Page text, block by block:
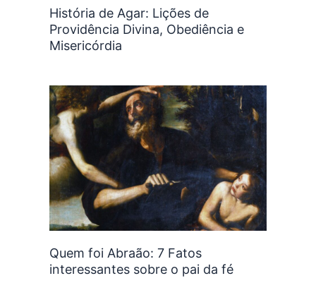
História de Agar: Lições de
Providência Divina, Obediência e
Misericórdia
Quem foi Abraão: 7 Fatos
interessantes sobre o pai da fé